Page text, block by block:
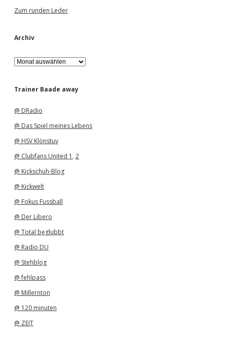
Zum runden Leder
Archiv
A
r
h
Trainer Baade away
@ DRadio
@ Das Spiel meines Lebens
@ HSV Klönstuv
@ Clubfans United 1 , 2
@ Kickschuh-Blog
@ Kickwelt
@ Fokus Fussball
@ Der Libero
@ Total beglubbt
@ Radio DU
@ Stehblog
@ fehlpass
@ Millernton
@ 120 minuten
@ ZEIT